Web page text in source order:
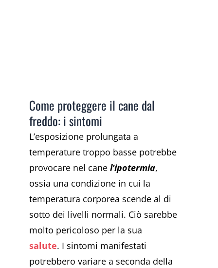
Come proteggere il cane dal
freddo: i sintomi
L’esposizione prolungata a
temperature troppo basse potrebbe
provocare nel cane l’ipotermia,
ossia una condizione in cui la
temperatura corporea scende al di
sotto dei livelli normali. Ciò sarebbe
molto pericoloso per la sua
salute. I sintomi manifestati
potrebbero variare a seconda della